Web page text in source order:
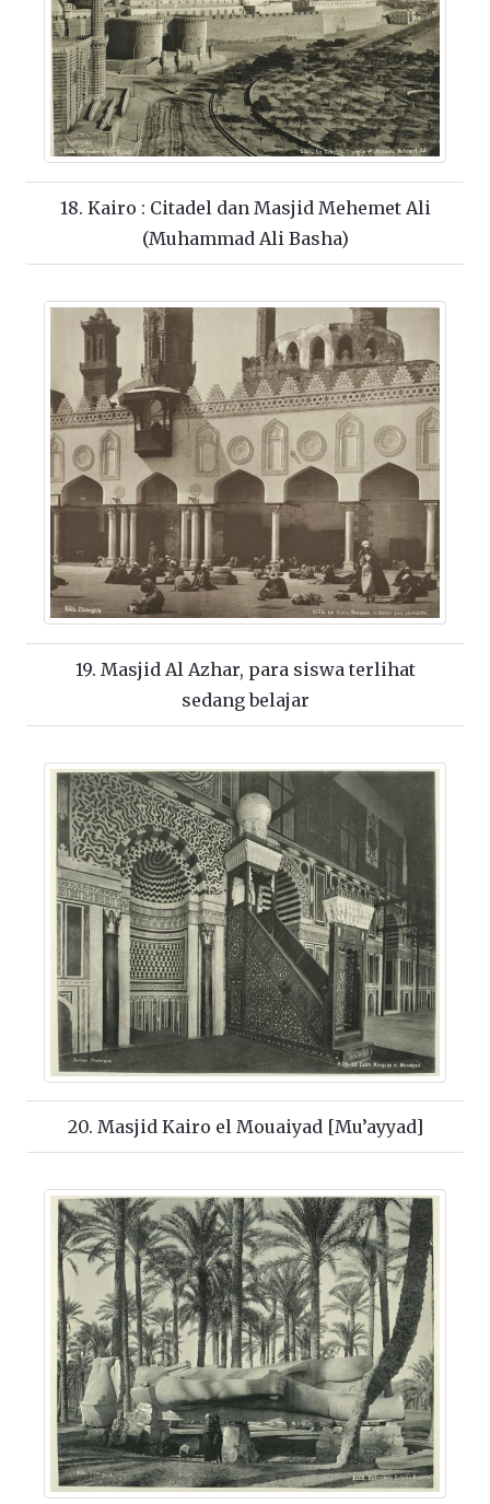
18. Kairo : Citadel dan Masjid Mehemet Ali
(Muhammad Ali Basha)
19. Masjid Al Azhar, para siswa terlihat
sedang belajar
20. Masjid Kairo el Mouaiyad [Mu’ayyad]